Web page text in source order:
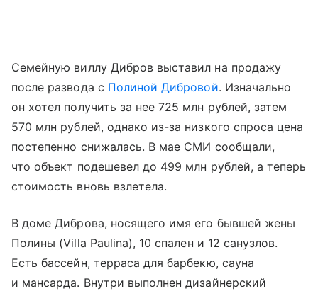
Семейную виллу Дибров выставил на продажу
после развода с Полиной Дибровой. Изначально
он хотел получить за нее 725 млн рублей, затем
570 млн рублей, однако из-за низкого спроса цена
постепенно снижалась. В мае СМИ сообщали,
что объект подешевел до 499 млн рублей, а теперь
стоимость вновь взлетела.
В доме Диброва, носящего имя его бывшей жены
Полины (Villa Paulina), 10 спален и 12 санузлов.
Есть бассейн, терраса для барбекю, сауна
и мансарда. Внутри выполнен дизайнерский